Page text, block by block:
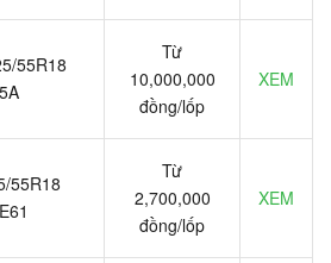
55R18
Từ
10,000,000
đồng/lốp
XEM
55R18
Từ
2,700,000
đồng/lốp
XEM